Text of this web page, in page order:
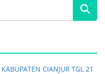
CIANJUR TGL 21